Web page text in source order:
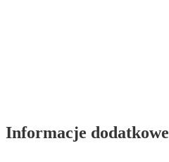
Informacje dodatkowe